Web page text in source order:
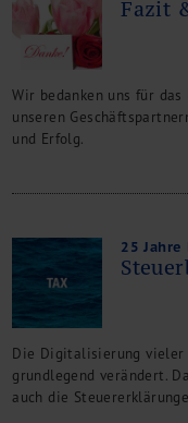
Fazit
Wir bedanken uns für
unseren
und Erfolg.
25 Jahre
Die Digitalisierung vieler
grundlegend verändert.
auch die